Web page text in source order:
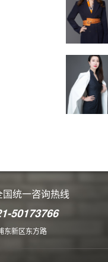
国统一咨询热线
50173766
东新区东方路